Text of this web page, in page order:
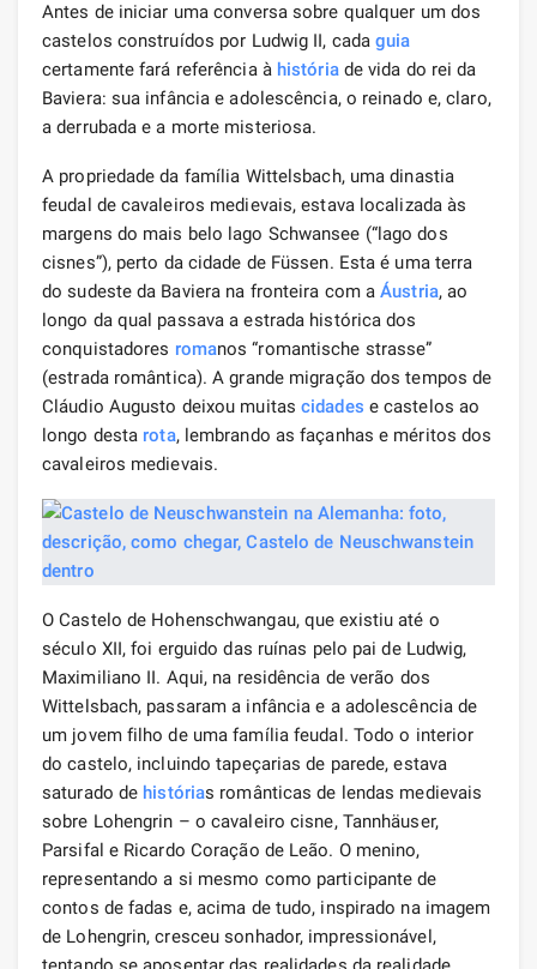
Antes de iniciar uma conversa sobre qualquer um dos
castelos construídos por Ludwig II, cadaguia
certamente fará referência à históriade vida do rei da
Baviera: sua infância e adolescência, o reinado e, claro,
a derrubada e a morte misteriosa.
A propriedade da família Wittelsbach, uma dinastia
feudal de cavaleiros medievais, estava localizada às
margens do mais belo lago Schwansee (“lago dos
cisnes”), perto da cidade de Füssen. Esta é uma terra
do sudeste da Baviera na fronteira com aÁustria, ao
longo da qual passava a estrada histórica dos
conquistadores romanos “romantische strasse”
(estrada romântica). A grande migração dos tempos de
Cláudio Augusto deixou muitascidades e castelos ao
longo desta rota, lembrando as façanhas e méritos dos
cavaleiros medievais.
O Castelo de Hohenschwangau, que existiu até o
século XII, foi erguido das ruínas pelo pai de Ludwig,
Maximiliano II. Aqui, na residência de verão dos
Wittelsbach, passaram a infância e a adolescência de
um jovem filho de uma família feudal. Todo o interior
do castelo, incluindo tapeçarias de parede, estava
saturado de histórias românticas de lendas medievais
sobre Lohengrin – o cavaleiro cisne, Tannhäuser,
Parsifal e Ricardo Coração de Leão. O menino,
representando a si mesmo como participante de
contos de fadas e, acima de tudo, inspirado na imagem
de Lohengrin, cresceu sonhador, impressionável,